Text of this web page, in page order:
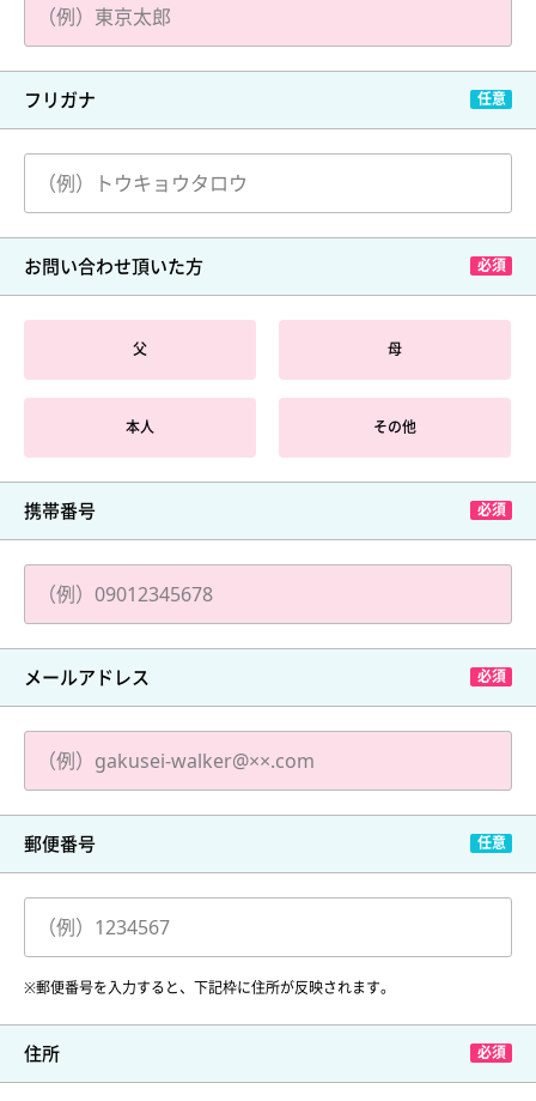
フリガナ
お問い合わせ頂いた方
父 母
本人 その他
携帯番号
メールアドレス
郵便番号
※郵便番号を入力すると、下記枠に住所が反映されます。
住所